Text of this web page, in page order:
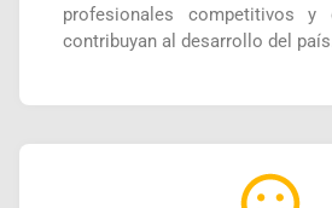
profesionales competitivos
contribuyan al desarrollo del